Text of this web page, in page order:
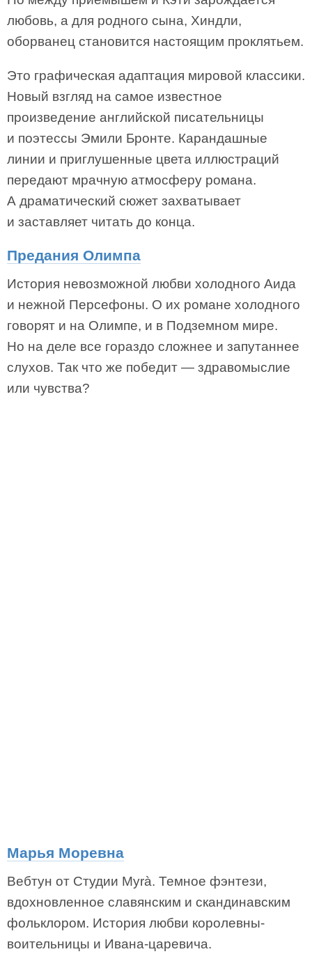
любовь, а для родного сына, Хиндли,
оборванец становится настоящим проклятьем.
Это графическая адаптация мировой классики.
Новый взгляд на самое известное
произведение английской писательницы
и поэтессы Эмили Бронте. Карандашные
линии и приглушенные цвета иллюстраций
передают мрачную атмосферу романа.
А драматический сюжет захватывает
и заставляет читать до конца.
Предания Олимпа
История невозможной любви холодного Аида
и нежной Персефоны. О их романе холодного
говорят и на Олимпе, и в Подземном мире.
Но на деле все гораздо сложнее и запутаннее
слухов. Так что же победит — здравомыслие
или чувства?
Марья Моревна
Вебтун от Студии Myrà. Темное фэнтези,
вдохновленное славянским и скандинавским
фольклором. История любви королевны-
воительницы и Ивана-царевича.